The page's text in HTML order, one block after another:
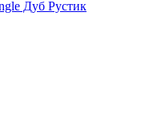
Дуб Рустик